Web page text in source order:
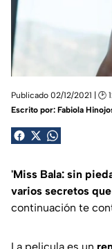
Publicado 02/12/2021 | 🕑
Escrito por: Fabiola
'Miss Bala: sin
varios secretos
continuación te
La pelicula es un